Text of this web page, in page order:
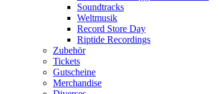
Soundtracks
Weltmusik
Record Store Day
Riptide Recordings
Zubehör
Tickets
Gutscheine
Merchandise